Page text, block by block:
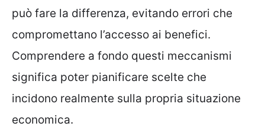
può fare la differenza, evitando errori che
compromettano l’accesso ai benefici.
Comprendere a fondo questi meccanismi
significa poter pianificare scelte che
incidono realmente sulla propria situazione
economica.